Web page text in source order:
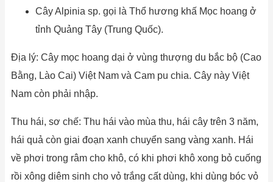
Cây Alpinia sp. gọi là Thổ hương khấ Mọc hoang ở
tỉnh Quảng Tây (Trung Quốc).
Địa lý: Cây mọc hoang dại ở vùng thượng du bắc bộ (Cao
Bằng, Lào Cai) Việt Nam và Cam pu chia. Cây này Việt
Nam còn phải nhập.
Thu hái, sơ chế: Thu hái vào mùa thu, hái cây trên 3 năm,
hái quả còn giai đoạn xanh chuyển sang vàng xanh. Hái
về phơi trong râm cho khô, có khi phơi khô xong bỏ cuống
rồi xông diêm sinh cho vỏ trắng cất dùng, khi dùng bóc vỏ